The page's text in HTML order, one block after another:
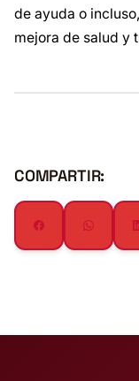
de ayuda o
mejora de salud y
COMPARTIR: